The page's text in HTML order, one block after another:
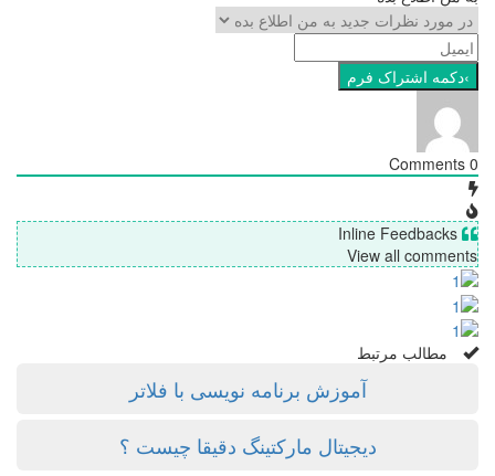
0
Comments
Inline Feedbacks
View all comments
مطالب مرتبط
آموزش برنامه نویسی با فلاتر
دیجیتال مارکتینگ دقیقا چیست ؟